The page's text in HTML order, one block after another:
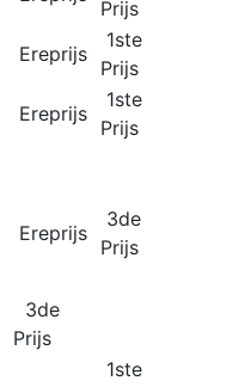
Prijs
Ereprijs
1ste
Prijs
Ereprijs
1ste
Prijs
Ereprijs
3de
Prijs
3de
Prijs
1ste